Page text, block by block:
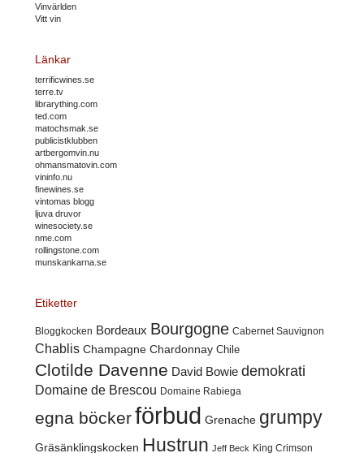
Vinvärlden
Vitt vin
Länkar
terrificwines.se
terre.tv
librarything.com
ted.com
matochsmak.se
publicistklubben
artbergomvin.nu
ohmansmatovin.com
vininfo.nu
finewines.se
vintomas blogg
ljuva druvor
winesociety.se
nme.com
rollingstone.com
munskankarna.se
Etiketter
Bloggkocken Bordeaux Bourgogne Cabernet Sauvignon
Chablis Champagne Chardonnay Chile
Clotilde Davenne David Bowie demokrati
Domaine de Brescou Domaine Rabiega
egna böckerförbud Grenache grumpy
Gräsänklingskocken Hustrun Jeff Beck King Crimson